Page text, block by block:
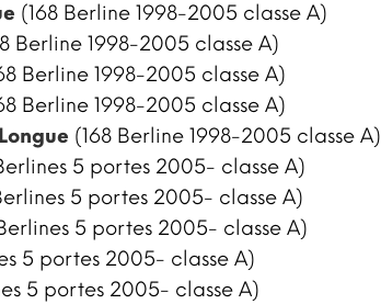
(168 Berline 1998-2005 classe A)
Berline 1998-2005 classe A)
Berline 1998-2005 classe A)
Berline 1998-2005 classe A)
(168 Berline 1998-2005 classe A)
5 portes 2005- classe A)
5 portes 2005- classe A)
5 portes 2005- classe A)
5 portes 2005- classe A)
5 portes 2005- classe A)